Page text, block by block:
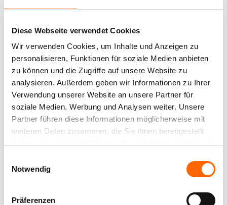
Diese Webseite verwendet Cookies
Wir verwenden Cookies, um Inhalte und Anzeigen zu
personalisieren, Funktionen für soziale Medien anbieten
zu können und die Zugriffe auf unsere Website zu
analysieren. Außerdem geben wir Informationen zu Ihrer
Verwendung unserer Website an unsere Partner für
soziale Medien, Werbung und Analysen weiter. Unsere
Partner führen diese Informationen möglicherweise mit
weiteren Daten zusammen, die Sie ihnen bereitgestellt
Notwendig
Präferenzen
EDELMATTE
WANDFARBE -
FARBFAMILIE BRAUN
Verwendete Produkte: